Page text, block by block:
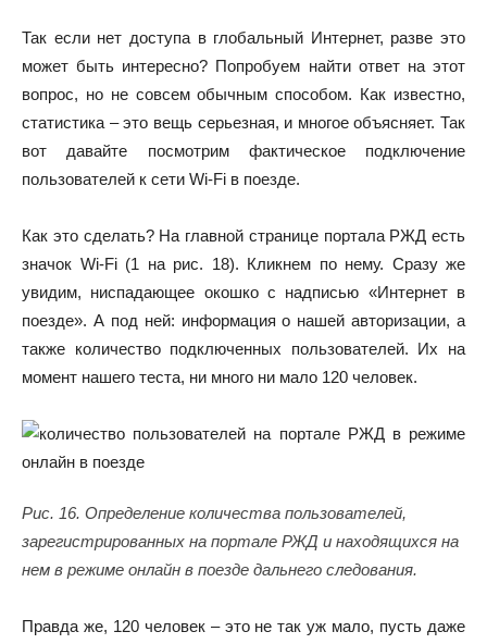
Так если нет доступа в глобальный Интернет, разве это
может быть интересно? Попробуем найти ответ на этот
вопрос, но не совсем обычным способом. Как известно,
статистика – это вещь серьезная, и многое объясняет. Так
вот давайте посмотрим фактическое подключение
пользователей к сети Wi-Fi в поезде.
Как это сделать? На главной странице портала РЖД есть
значок Wi-Fi (1 на рис. 18). Кликнем по нему. Сразу же
увидим, ниспадающее окошко с надписью «Интернет в
поезде». А под ней: информация о нашей авторизации, а
также количество подключенных пользователей. Их на
момент нашего теста, ни много ни мало 120 человек.
Рис. 16. Определение количества пользователей,
зарегистрированных на портале РЖД и находящихся на
нем в режиме онлайн в поезде дальнего следования.
Правда же, 120 человек – это не так уж мало, пусть даже